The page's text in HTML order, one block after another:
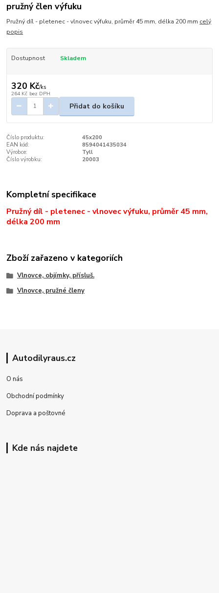
pružný člen výfuku
Pružný díl - pletenec - vlnovec výfuku, průměr 45 mm, délka 200 mm celý
popis
Dostupnost Skladem
320 Kč/ks
264 Kč bez DPH
Přidat do košíku
Číslo produktu:
45x200
EAN kód:
8594041435034
Výrobce:
Tyll
Číslo výrobku:
20003
Kompletní specifikace
Pružný díl - pletenec - vlnovec výfuku, průměr 45 mm,
délka 200 mm
Zboží zařazeno v kategoriích
Vlnovce, objímky, přísluš.
Vlnovce, pružné členy
Autodilyraus.cz
O nás
Obchodní podmínky
Doprava a poštovné
Kde nás najdete